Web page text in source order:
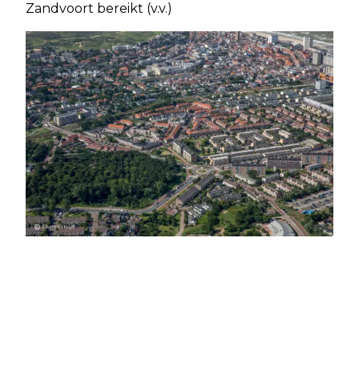
Zandvoort bereikt (v.v.)